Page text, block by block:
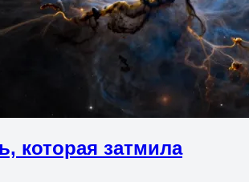
которая затмила